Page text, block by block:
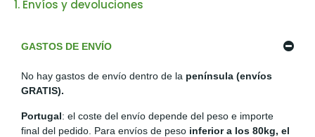
1. Envíos y devoluciones
GASTOS DE ENVÍO
No hay gastos de envío dentro de la península (envíos
GRATIS).
Portugal: el coste del envío depende del peso e importe
final del pedido. Para envíos de peso inferior a los 80kg, el